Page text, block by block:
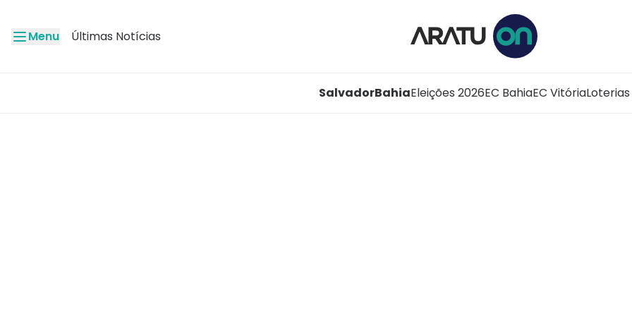
Menu Últimas Notícias
SalvadorBahiaEleições 2026EC BahiaEC VitóriaLoterias